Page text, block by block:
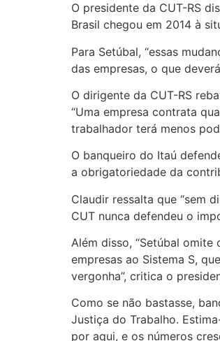
O presidente da CUT-RS
Brasil chegou em 2014 à
Para Setúbal, “essas
das empresas, o que
O dirigente da CUT-RS
“Uma empresa contrata
trabalhador terá menos
O banqueiro do Itaú
a obrigatoriedade da
Claudir ressalta que “sem
CUT nunca defendeu o
Além disso, “Setúbal
empresas ao Sistema S,
vergonha”, critica o
Como se não bastasse,
Justiça do Trabalho.
por aqui, e os números